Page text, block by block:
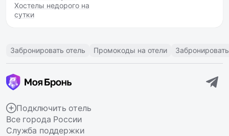
Хостелы недорого на
сутки
Забронировать отель Промокоды на отели
Подключить отель
Все города России
Служба поддержки